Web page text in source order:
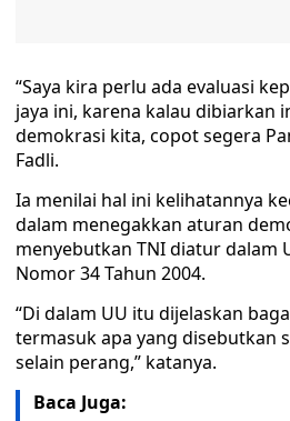
“Saya kira perlu ada evaluasi
jaya ini, karena kalau dibiarkan
demokrasi kita, copot segera
Fadli.
Ia menilai hal ini kelihatannya
dalam menegakkan aturan
menyebutkan TNI diatur dalam
Nomor 34 Tahun 2004.
“Di dalam UU itu dijelaskan
termasuk apa yang disebutkan
selain perang,” katanya.
Baca Juga: